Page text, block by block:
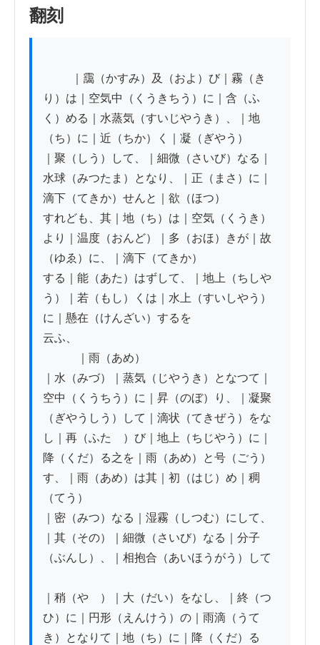
翻刻
り）は｜空気中（くうきちう）に｜含（ふ
く）める｜水蒸気（すいじやうき）、｜地
（ち）に｜近（ちか）く｜凝（ぎやう）
｜聚（しう）して、｜細微（さいび）なる｜
水球（みつたま）となり、｜正（まさ）に｜
滴下（てきか）せんと｜欲（ほつ）
すれども、其｜地（ち）は｜空気（くうき）
より｜温度（おんど）｜多（おほ）きが｜故
（ゆゑ）に、｜滴下（てきか）
する｜能（あた）はずして、｜地上（ちしや
う）｜若（もし）くは｜水上（すいしやう）
に｜懸在（けんざい）するを
云ふ、
｜雨（あめ）
｜水（みづ）｜蒸気（じやうき）となつて｜
空中（くうちう）に｜昇（のぼ）り、｜凝聚
（ぎやうしう）して｜滴状（てきぜう）をな
し｜再（ふたゝ）び｜地上（ちじやう）に｜
降（くだ）る之を｜雨（あめ）と号（ごう）
す、｜雨（あめ）は其｜初（はじ）め｜稠
（てう）
｜密（みつ）なる｜湿霧（しつむ）にして、
｜其（その）｜細微（さいび）なる｜分子
（ぶんし）、｜相抱合（あいほうがう）して
｜稍（やゝ）｜大（だい）をなし、｜終（つ
ひ）に｜円形（えんけう）の｜雨滴（うて
き）となりて｜地（ち）に｜降（くだ）る